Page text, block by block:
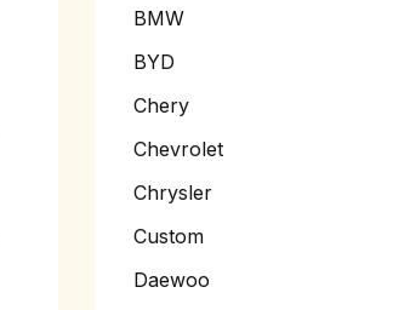
BMW
BYD
Chery
Chevrolet
Chrysler
Custom
Daewoo